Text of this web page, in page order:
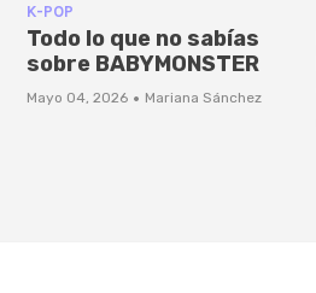
K-POP
Todo lo que no sabías
sobre BABYMONSTER
Mayo 04, 2026 · Mariana Sánchez